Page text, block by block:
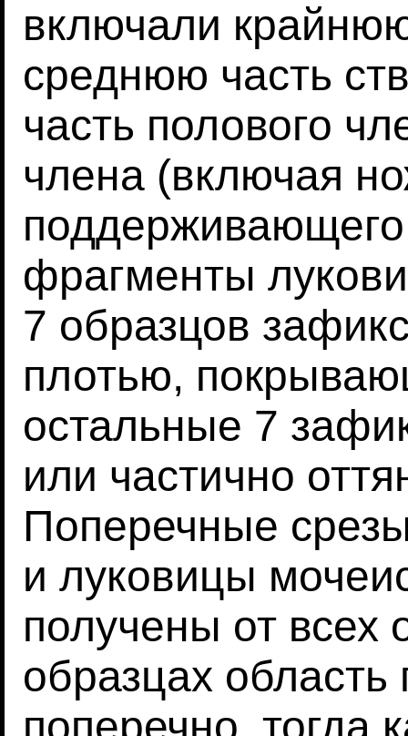
включали
среднюю часть
часть полового
члена (включая
фрагменты
7 образцов
плотью,
остальные 7
или частично
Поперечные
и луковицы
получены от всех
образцах область